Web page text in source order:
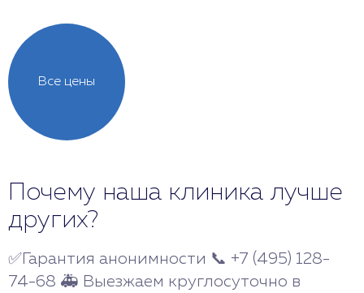
Все цены
Почему наша клиника лучше
других?
✅Гарантия анонимности 📞 +7 (495) 128-
74-68 🚑 Выезжаем круглосуточно в